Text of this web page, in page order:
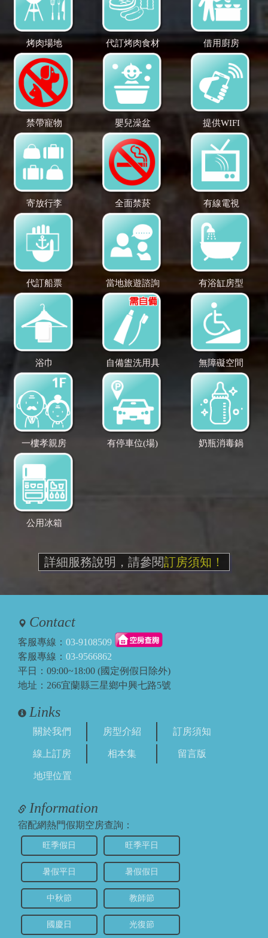
烤肉場地 代訂烤肉食材 借用廚房
禁帶寵物 嬰兒澡盆 提供WIFI
寄放行李 全面禁菸 有線電視
代訂船票 當地旅遊諮詢 有浴缸房型
浴巾 自備盥洗用具 無障礙空間
一樓孝親房 有停車位(場) 奶瓶消毒鍋
公用冰箱
詳細服務說明，請參閱訂房須知！
Contact
客服專線： 03-9108509
客服專線： 03-9566862
平日：09:00~18:00 (國定例假日除外)
地址：266宜蘭縣三星鄉中興七路5號
Links
關於我們 房型介紹 訂房須知
線上訂房 相本集 留言版
地理位置
Information
宿配網熱門假期空房查詢：
旺季假日 旺季平日
暑假平日 暑假假日
中秋節 教師節
國慶日 光復節